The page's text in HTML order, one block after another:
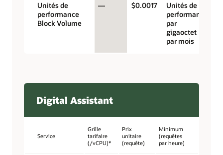
Unités de
performance
Block Volume
— $0.0017
Unités de
performance
par
gigaoctet
par mois
Digital Assistant
Service
Grille
tarifaire
(/vCPU)*
Prix
unitaire
(requête)
Minimum
(requêtes
par heure)